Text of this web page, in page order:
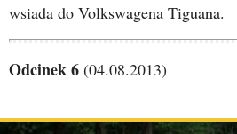
wsiada do Volkswagena Tiguana.
Odcinek 6 (04.08.2013)